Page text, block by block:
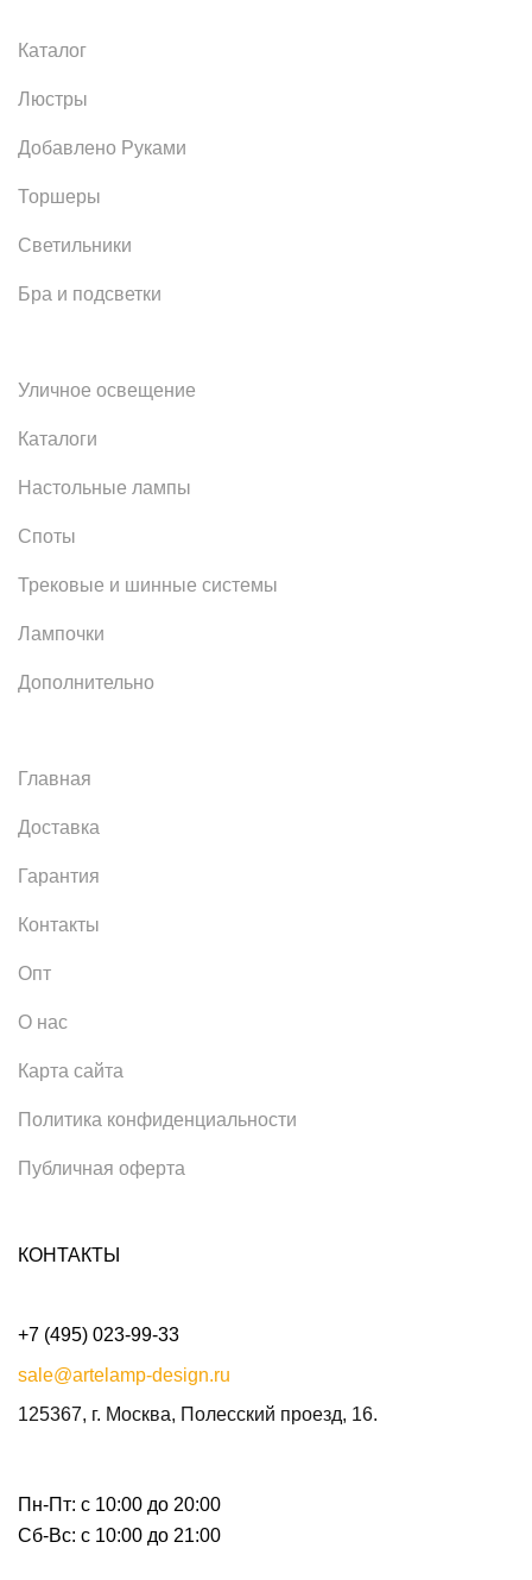
Каталог
Люстры
Добавлено Руками
Торшеры
Светильники
Бра и подсветки
Уличное освещение
Каталоги
Настольные лампы
Споты
Трековые и шинные системы
Лампочки
Дополнительно
Главная
Доставка
Гарантия
Контакты
Опт
О нас
Карта сайта
Политика конфиденциальности
Публичная оферта
КОНТАКТЫ
+7 (495) 023-99-33
sale@artelamp-design.ru
125367, г. Москва, Полесский проезд, 16.
Пн-Пт: с 10:00 до 20:00
Сб-Вс: с 10:00 до 21:00